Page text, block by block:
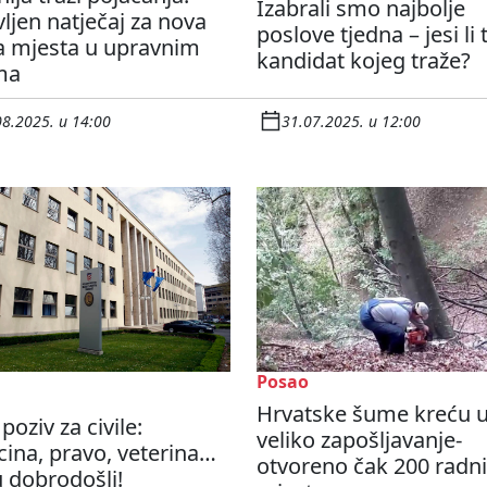
natječaj za nova
mjesta u upravnim
u 14:00
Izabrali smo najbolje
poslove tjedna – jesi li
kandidat kojeg traže?
31.07.2025. u 12:00
za civile:
pravo, veterina…
dobrodošli!
Posao
Hrvatske šume kreću
veliko zapošljavanje-
otvoreno čak 200